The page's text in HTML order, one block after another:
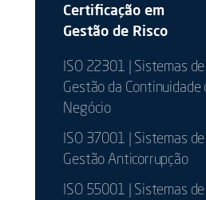
Certificação em
Gestão de Risco
ISO 22301 | Sistemas de
Gestão da Continuidade
Negócio
ISO 37001 | Sistemas de
Gestão Anticorrupção
ISO 55001 | Sistemas de